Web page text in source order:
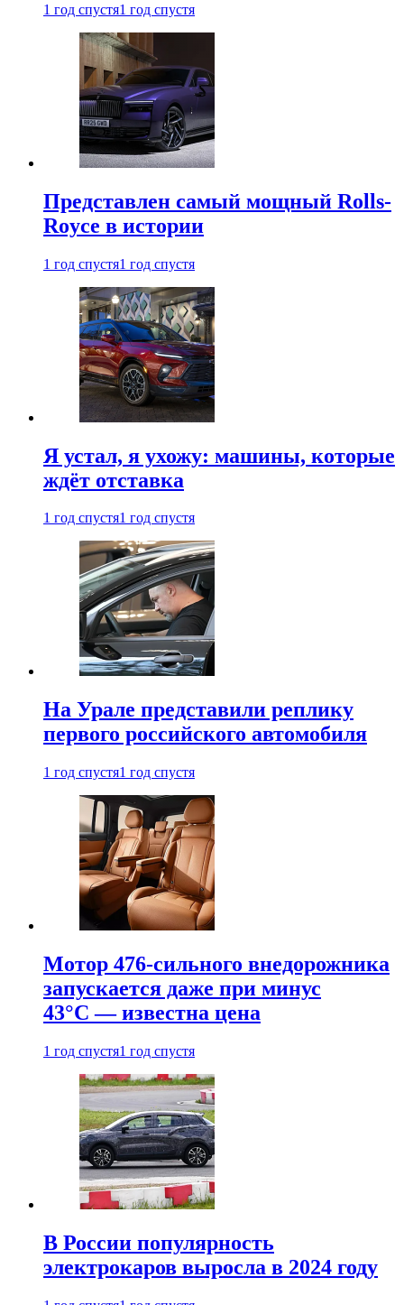
1 год спустя1 год спустя
Представлен самый мощный Rolls-
Royce в истории
1 год спустя1 год спустя
Я устал, я ухожу: машины, которые
ждёт отставка
1 год спустя1 год спустя
На Урале представили реплику
первого российского автомобиля
1 год спустя1 год спустя
Мотор 476-сильного внедорожника
запускается даже при минус
43°С — известна цена
1 год спустя1 год спустя
В России популярность
электрокаров выросла в 2024 году